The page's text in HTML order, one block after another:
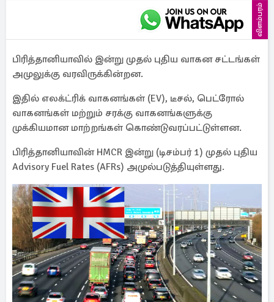
விளம்பரம்
பிரித்தானியாவில் இன்று முதல் புதிய வாகன சட்டங்கள்
அமுலுக்கு வரவிருக்கின்றன.
இதில் எலக்ட்ரிக் வாகனங்கள் (EV), டீசல், பெட்ரோல்
வாகனங்கள் மற்றும் சரக்கு வாகனங்களுக்கு
முக்கியமான மாற்றங்கள் கொண்டுவரப்பட்டுள்ளன.
பிரித்தானியாவின் HMCR இன்று (டிசம்பர் 1) முதல் புதிய
Advisory Fuel Rates (AFRs) அமுல்படுத்தியுள்ளது.